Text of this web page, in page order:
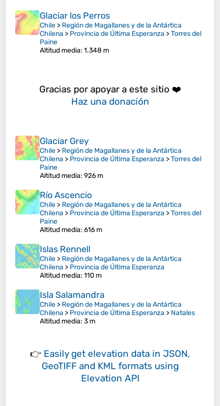
Glaciar los Perros
Chile > Región de Magallanes y de la Antártica
Chilena > Provincia de Última Esperanza >Torres del
Paine
Altitud media: 1.348 m
Gracias por apoyar a este sitio ❤️
Haz una donación
Glaciar Grey
Chile > Región de Magallanes y de la Antártica
Chilena > Provincia de Última Esperanza >Torres del
Paine
Altitud media: 926 m
Río Ascencio
Chile > Región de Magallanes y de la Antártica
Chilena > Provincia de Última Esperanza >Torres del
Paine
Altitud media: 616 m
Islas Rennell
Chile > Región de Magallanes y de la Antártica
Chilena > Provincia de Última Esperanza
Altitud media: 110 m
Isla Salamandra
Chile > Región de Magallanes y de la Antártica
Chilena > Provincia de Última Esperanza > Natales
Altitud media: 3 m
👉 Easily get elevation data in JSON,
GeoTIFF and KML formats using
Elevation API